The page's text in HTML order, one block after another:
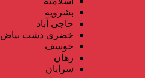
بشرویه
حاجی آباد
خضری دشت بیاض
خوسف
زهان
سرایان